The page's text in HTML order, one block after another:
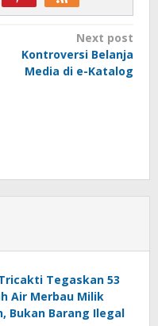
Next post
Kontroversi Belanja
Media di e-Katalog
Tegaskan 53
Air Merbau Milik
Bukan Barang Ilegal